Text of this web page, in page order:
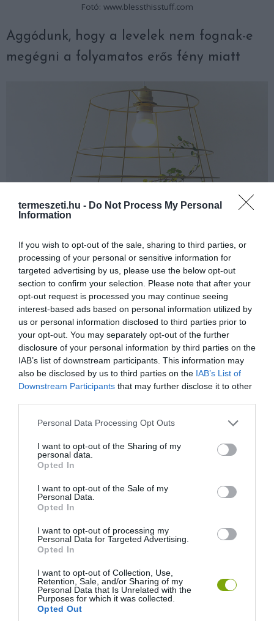
termeszeti.hu - Do Not Process My Personal
Information
If you wish to opt-out of the sale, sharing to third parties, or
processing of your personal or sensitive information for
targeted advertising by us, please use the below opt-out
section to confirm your selection. Please note that after your
opt-out request is processed you may continue seeing
interest-based ads based on personal information utilized by
us or personal information disclosed to third parties prior to
your opt-out. You may separately opt-out of the further
disclosure of your personal information by third parties on the
IAB’s list of downstream participants. This information may
also be disclosed by us to third parties on the IAB’s List of
Downstream Participants that may further disclose it to other
Please note that this website/app uses one or more Google
not limited to your visit or usage behaviour. You may click to
grant or deny consent to Google and its third-party tags to
use your data for below specified purposes in below Google
consent section.
Personal Data Processing Opt Outs
I want to opt-out of the Sharing of my
personal data.
Opted In
I want to opt-out of the Sale of my
Personal Data.
Opted In
I want to opt-out of processing my
Personal Data for Targeted Advertising.
Opted In
I want to opt-out of Collection, Use,
Retention, Sale, and/or Sharing of my
Personal Data that Is Unrelated with the
Purposes for which it was collected.
Opted Out
Fotó: www.blessthisstuff.com
Aggódunk, hogy a levelek nem fognak-e
megégni a folyamatos erős fény miatt
Fotó: blog.stateofgreen.com.au
Nem lehet egyszerű mutatvány izzót
cserélni
Gyönyörű darab, szobadísznek sem utolsó